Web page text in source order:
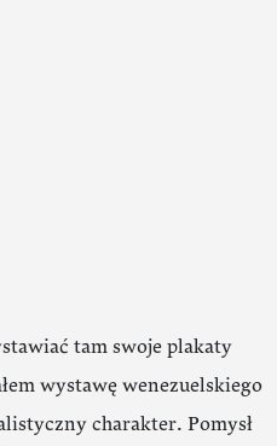
tam swoje plakaty
wystawę wenezuelskiego
charakter. Pomysł